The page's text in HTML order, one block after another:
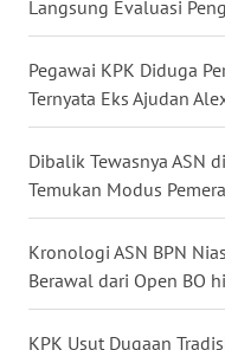
Langsung Evaluasi
Pegawai KPK Diduga
Ternyata Eks Ajudan
Dibalik Tewasnya ASN
Temukan Modus
Kronologi ASN BPN
Berawal dari Open BO
KPK Usut Dugaan
WN
BALI